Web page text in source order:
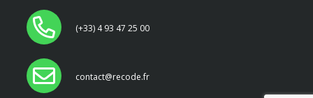
(+33) 4 93 47 25 00
contact@recode.fr